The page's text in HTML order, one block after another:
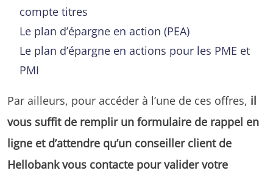
compte titres
Le plan d’épargne en action (PEA)
Le plan d’épargne en actions pour les PME et
PMI
Par ailleurs, pour accéder à l’une de ces offres, il
vous suffit de remplir un formulaire de rappel en
ligne et d’attendre qu’un conseiller client de
Hellobank vous contacte pour valider votre